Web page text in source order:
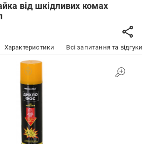
від шкідливих комах
Характеристики Всі запитання та